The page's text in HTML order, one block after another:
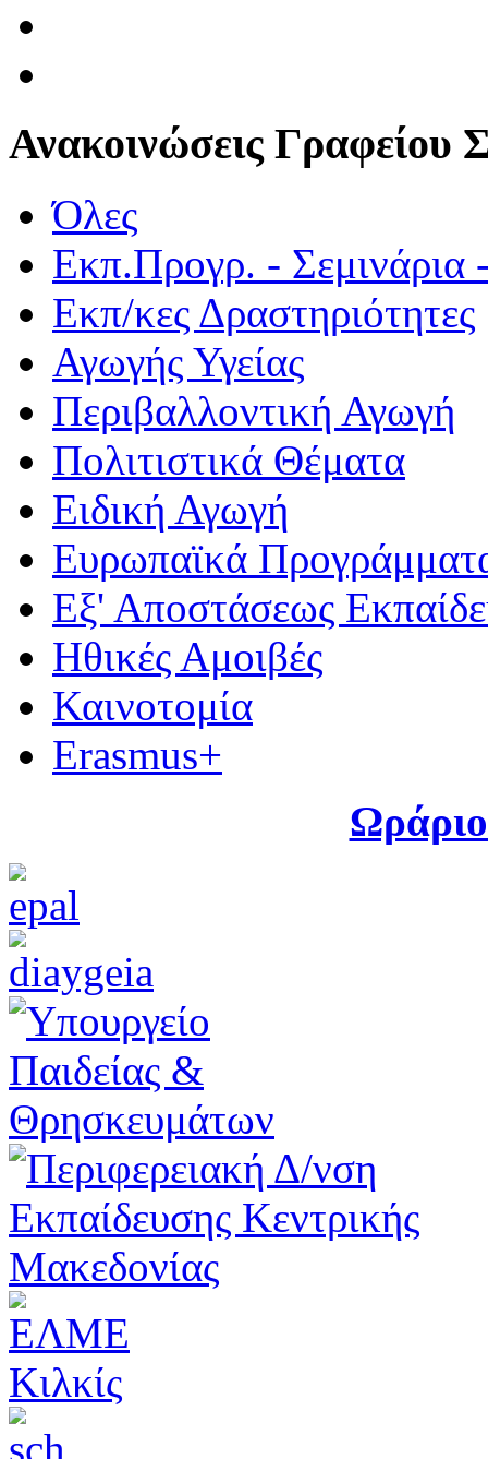
Ανακοινώσεις Γραφείου
Όλες
Εκπ.Προγρ. - Σεμινάρια
Εκπ/κες Δραστηριότητες
Αγωγής Υγείας
Περιβαλλοντική Αγωγή
Πολιτιστικά Θέματα
Ειδική Αγωγή
Ευρωπαϊκά
Εξ' Αποστάσεως
Ηθικές Αμοιβές
Καινοτομία
Erasmus+